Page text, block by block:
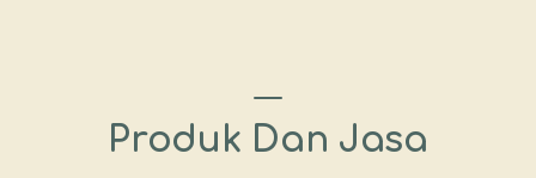
Produk Dan Jasa